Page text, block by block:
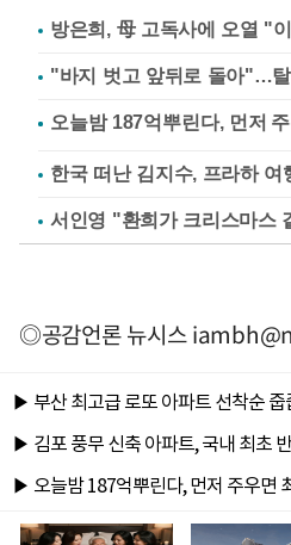
방은희, 母 고독사에 오열 "
"바지 벗고 앞뒤로 돌아"…
한국 떠난 김지수, 프라하
서인영 "환희가 크리스마스
◎공감언론 뉴시스